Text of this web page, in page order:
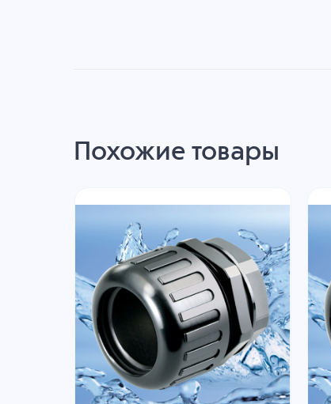
Похожие товары